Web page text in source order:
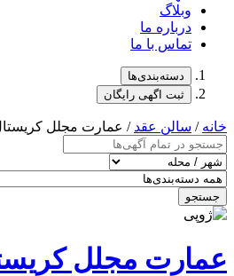
وبلاگ
درباره ما
تماس با ما
دسته‌بندی‌ها
ثبت اگهی رایگان
خانه/ سالن عقد/ عمارت مجلل کریستال
جستجو
عمارت مجلل